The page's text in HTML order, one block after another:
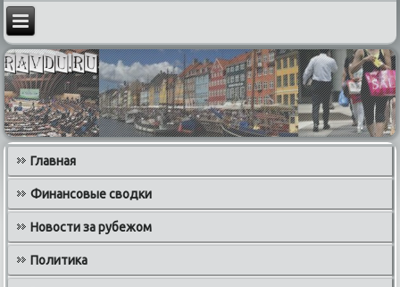
Главная
Финансовые сводки
Новости за рубежом
Политика